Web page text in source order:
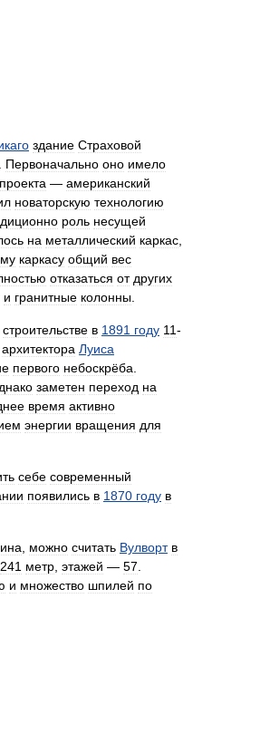
здание Страховой
Первоначально оно имело
проекта — американский
новаторскую технологию
роль несущей
на металлический каркас
каркасу общий вес
отказаться от других
и гранитные колонны
строительстве в 1891 году 11-
архитектора Луиса
первого небоскрёба
заметен переход на
время активно
энергии вращения для
себе современный
появились в 1870 году в
можно считать Вулворт в
241 метр этажей — 57
и множество шпилей по